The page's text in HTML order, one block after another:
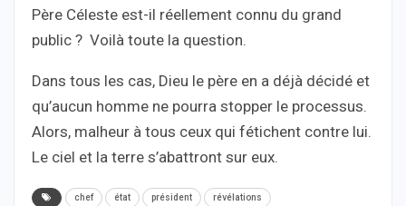
Père Céleste est-il réellement connu du grand
public ? Voilà toute la question.
Dans tous les cas, Dieu le père en a déjà décidé et
qu’aucun homme ne pourra stopper le processus.
Alors, malheur à tous ceux qui fétichent contre lui.
Le ciel et la terre s’abattront sur eux.
chef état président révélations